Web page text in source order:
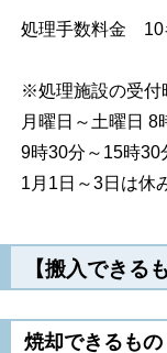
処理手数料金 10
※処理施設の受付
月曜日～土曜日 8
9時30分～15時30
1月1日～3日は休
【搬入できる
焼却できるもの